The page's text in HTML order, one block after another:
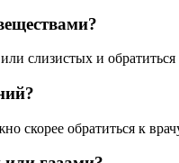
слизистых и
скорее обратиться к